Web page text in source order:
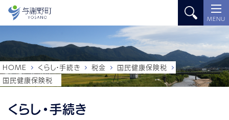
MENU
くらし・手続き
HOME くらし・手続き 税金
国民健康保険税
国民健康保険税